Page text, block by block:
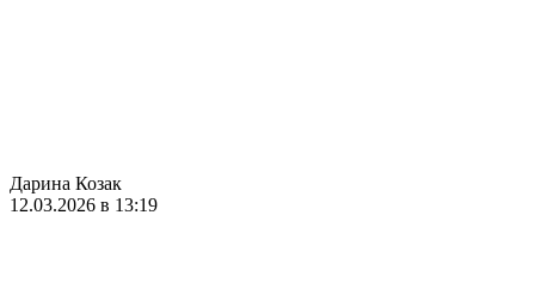
Дарина Козак
12.03.2026 в 13:19